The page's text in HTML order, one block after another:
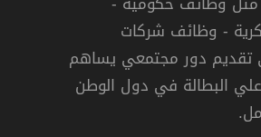
دوام كامل
- وظائف شركات
دور مجتمعي يساهم
البطالة في دول الوطن